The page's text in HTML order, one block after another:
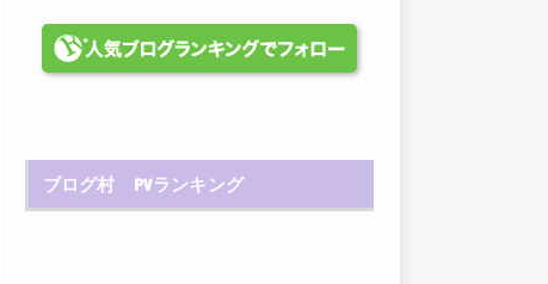
ブログ村 PVランキング